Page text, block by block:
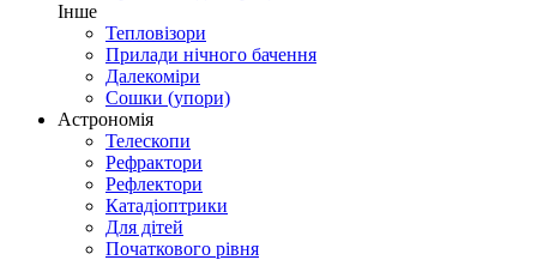
Інше
Тепловізори
Прилади нічного бачення
Далекоміри
Сошки (упори)
Астрономія
Телескопи
Рефрактори
Рефлектори
Катадіоптрики
Для дітей
Початкового рівня